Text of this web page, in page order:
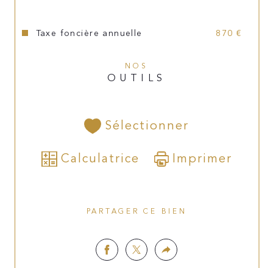
Côté technique : Tout à l'égout,
Chauffage électrique et convecteur gaz,
partiellement électriques, Toiture
extension refaite il y a 7 ans, Production
Les informations sur les risques auxquels ce bien est
Taxe foncière annuelle 870 €
NOS
OUTILS
Sélectionner
Calculatrice
Imprimer
PARTAGER CE BIEN